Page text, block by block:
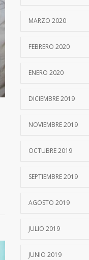
MARZO 2020
FEBRERO 2020
ENERO 2020
DICIEMBRE 2019
NOVIEMBRE 2019
OCTUBRE 2019
SEPTIEMBRE 2019
AGOSTO 2019
JULIO 2019
JUNIO 2019